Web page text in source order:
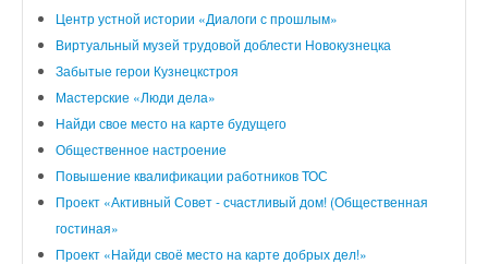
Центр устной истории «Диалоги с прошлым»
Виртуальный музей трудовой доблести Новокузнецка
Забытые герои Кузнецкстроя
Мастерские «Люди дела»
Найди свое место на карте будущего
Общественное настроение
Повышение квалификации работников ТОС
Проект «Активный Совет - счастливый дом! (Общественная
гостиная»
Проект «Найди своё место на карте добрых дел!»